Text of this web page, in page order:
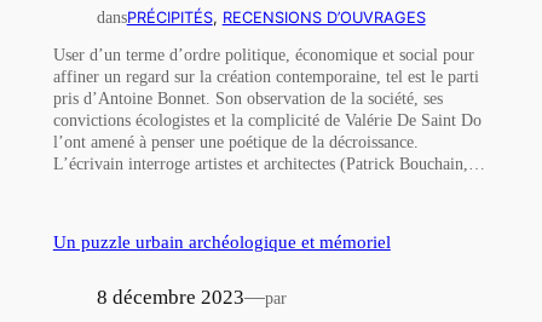
dansPRÉCIPITÉS, RECENSIONS D’OUVRAGES
User d’un terme d’ordre politique, économique et social pour
affiner un regard sur la création contemporaine, tel est le parti
pris d’Antoine Bonnet. Son observation de la société, ses
convictions écologistes et la complicité de Valérie De Saint Do
l’ont amené à penser une poétique de la décroissance.
L’écrivain interroge artistes et architectes (Patrick Bouchain,…
Un puzzle urbain archéologique et mémoriel
8 décembre 2023—par